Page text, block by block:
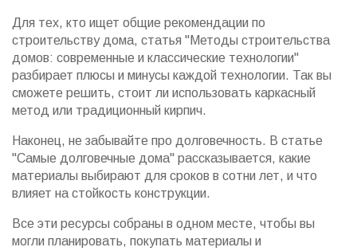
Для тех, кто ищет общие рекомендации по
строительству дома, статья "Методы строительства
домов: современные и классические технологии"
разбирает плюсы и минусы каждой технологии. Так вы
сможете решить, стоит ли использовать каркасный
метод или традиционный кирпич.
Наконец, не забывайте про долговечность. В статье
"Самые долговечные дома" рассказывается, какие
материалы выбирают для сроков в сотни лет, и что
влияет на стойкость конструкции.
Все эти ресурсы собраны в одном месте, чтобы вы
могли планировать, покупать материалы и